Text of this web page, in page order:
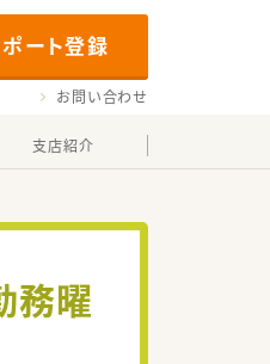
ポート登録
お問い合わせ
支店紹介
務曜